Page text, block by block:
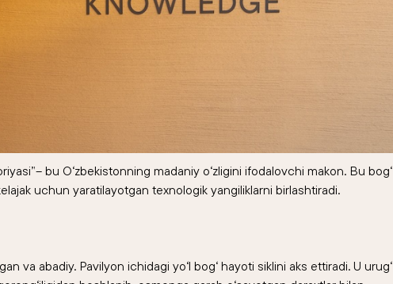
bu O‘zbekistonning madaniy o‘zligini ifodalovchi makon. Bu bog‘
uchun yaratilayotgan texnologik yangiliklarni birlashtiradi.
va abadiy. Pavilyon ichidagi yo‘l bog‘ hayoti siklini aks ettiradi. U urug‘